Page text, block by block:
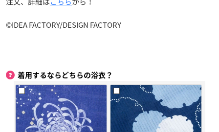
©IDEA FACTORY/DESIGN FACTORY
着用するならどちらの浴衣？